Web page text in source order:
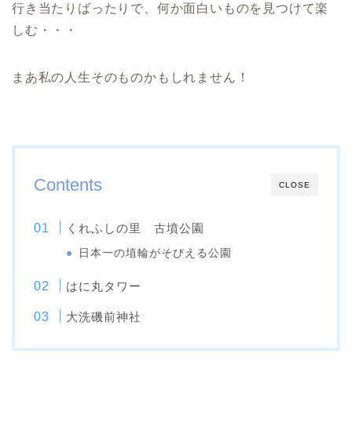
行き当たりばったりで、何か面白いものを見つけて楽
しむ・・・
まあ私の人生そのものかもしれません！
CLOSE
Contents
くれふしの里 古墳公園
日本一の埴輪がそびえる公園
はに丸タワー
大洗磯前神社